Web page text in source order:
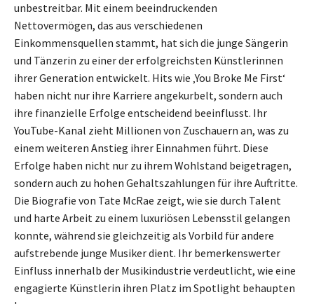
unbestreitbar. Mit einem beeindruckenden
Nettovermögen, das aus verschiedenen
Einkommensquellen stammt, hat sich die junge Sängerin
und Tänzerin zu einer der erfolgreichsten Künstlerinnen
ihrer Generation entwickelt. Hits wie ‚You Broke Me First‘
haben nicht nur ihre Karriere angekurbelt, sondern auch
ihre finanzielle Erfolge entscheidend beeinflusst. Ihr
YouTube-Kanal zieht Millionen von Zuschauern an, was zu
einem weiteren Anstieg ihrer Einnahmen führt. Diese
Erfolge haben nicht nur zu ihrem Wohlstand beigetragen,
sondern auch zu hohen Gehaltszahlungen für ihre Auftritte.
Die Biografie von Tate McRae zeigt, wie sie durch Talent
und harte Arbeit zu einem luxuriösen Lebensstil gelangen
konnte, während sie gleichzeitig als Vorbild für andere
aufstrebende junge Musiker dient. Ihr bemerkenswerter
Einfluss innerhalb der Musikindustrie verdeutlicht, wie eine
engagierte Künstlerin ihren Platz im Spotlight behaupten